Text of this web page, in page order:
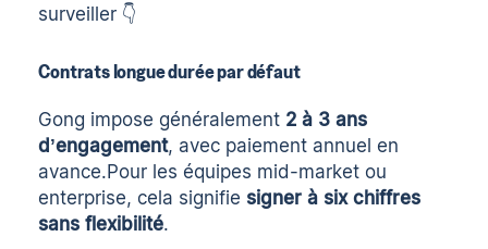
surveiller 👇
Contrats longue durée par défaut
Gong impose généralement 2 à 3 ans
d’engagement, avec paiement annuel en
avance.Pour les équipes mid-market ou
enterprise, cela signifie signer à six chiffres
sans flexibilité.